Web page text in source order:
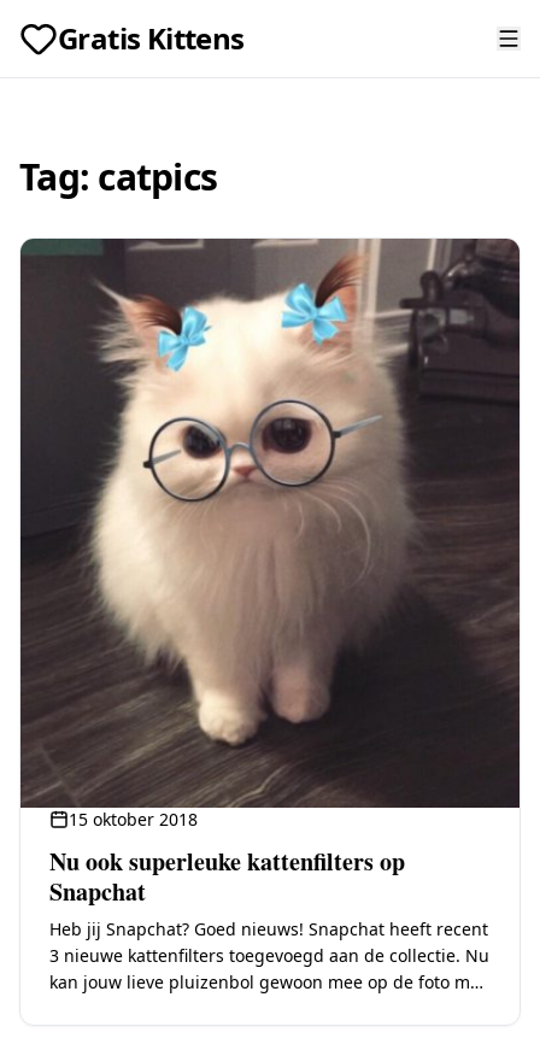
Gratis Kittens
Tag: catpics
15 oktober 2018
Nu ook superleuke kattenfilters op
Snapchat
Heb jij Snapchat? Goed nieuws! Snapchat heeft recent
3 nieuwe kattenfilters toegevoegd aan de collectie. Nu
kan jouw lieve pluizenbol gewoon mee op de foto met